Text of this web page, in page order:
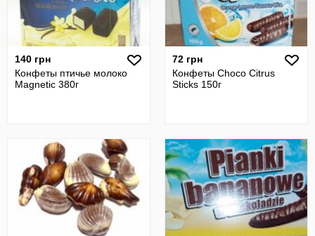
140 грн
Конфеты птичье молоко
Magnetic 380г
72 грн
Конфеты Choco Citrus
Sticks 150г